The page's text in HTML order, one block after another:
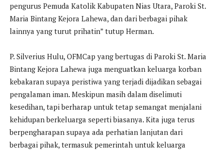
pengurus Pemuda Katolik Kabupaten Nias Utara, Paroki St.
Maria Bintang Kejora Lahewa, dan dari berbagai pihak
lainnya yang turut prihatin” tutup Herman.
P. Silverius Hulu, OFMCap yang bertugas di Paroki St. Maria
Bintang Kejora Lahewa juga menguatkan keluarga korban
kebakaran supaya peristiwa yang terjadi dijadikan sebagai
pengalaman iman. Meskipun masih dalam diselimuti
kesedihan, tapi berharap untuk tetap semangat menjalani
kehidupan berkeluarga seperti biasanya. Kita juga terus
berpengharapan supaya ada perhatian lanjutan dari
berbagai pihak, termasuk pemerintah untuk keluarga